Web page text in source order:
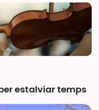
estalviar temps